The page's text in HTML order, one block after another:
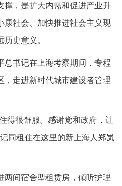
撑，是扩大内需和促进产业升
康社会、加快推进社会主义现
史意义。
总书记在上海考察期间，专程
，走进新时代城市建设者管理
得很舒服。感谢党和政府，让
同租住在这里的新上海人郑岚
两间宿舍型租赁房，倾听护理